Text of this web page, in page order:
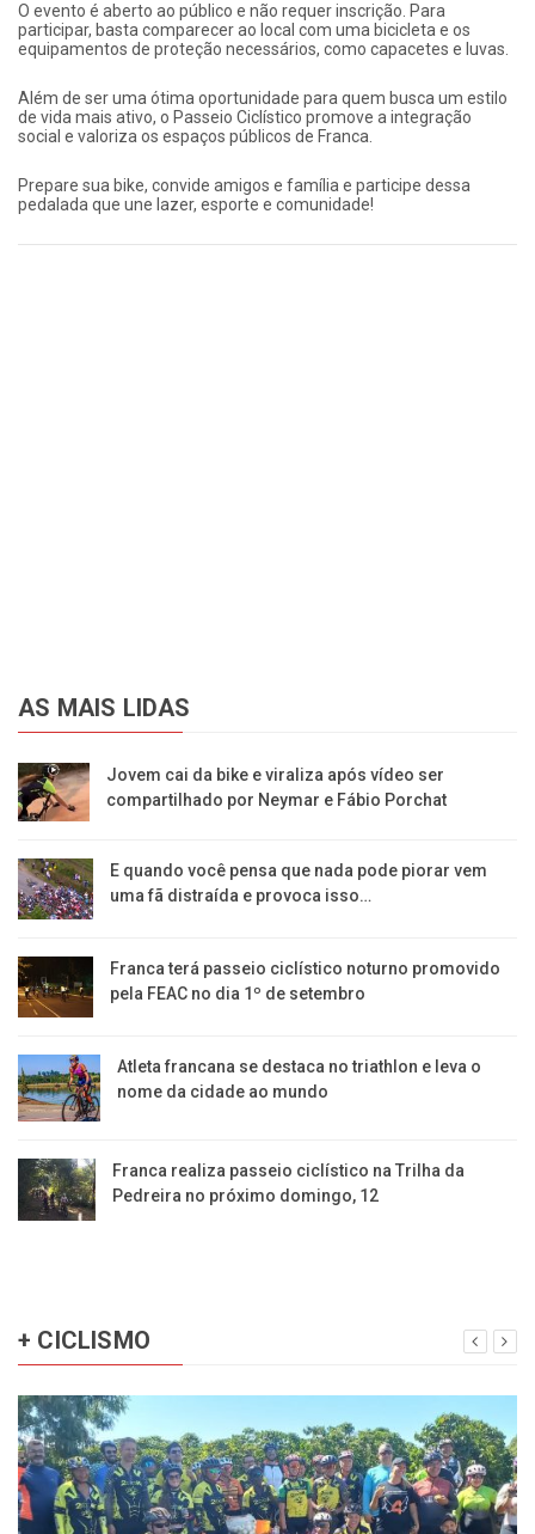
O evento é aberto ao público e não requer inscrição. Para
participar, basta comparecer ao local com uma bicicleta e os
equipamentos de proteção necessários, como capacetes e luvas.
Além de ser uma ótima oportunidade para quem busca um estilo
de vida mais ativo, o Passeio Ciclístico promove a integração
social e valoriza os espaços públicos de Franca.
Prepare sua bike, convide amigos e família e participe dessa
pedalada que une lazer, esporte e comunidade!
AS MAIS LIDAS
Jovem cai da bike e viraliza após vídeo ser
compartilhado por Neymar e Fábio Porchat
E quando você pensa que nada pode piorar vem
uma fã distraída e provoca isso…
Franca terá passeio ciclístico noturno promovido
pela FEAC no dia 1º de setembro
Atleta francana se destaca no triathlon e leva o
nome da cidade ao mundo
Franca realiza passeio ciclístico na Trilha da
Pedreira no próximo domingo, 12
+ CICLISMO